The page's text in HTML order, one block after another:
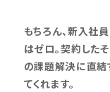
もちろん、新入社
はゼロ。契約した
の課題解決に直結
てくれます。